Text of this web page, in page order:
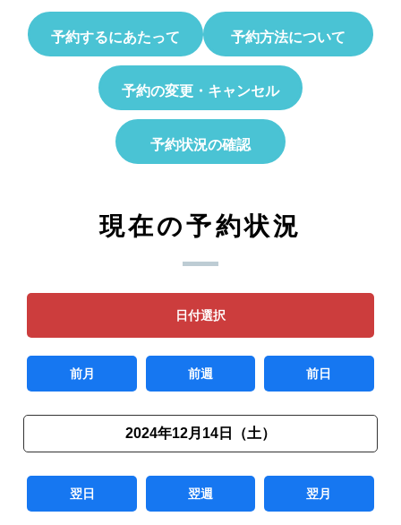
予約するにあたって 予約方法について
予約の変更・キャンセル
予約状況の確認
現在の予約状況
日付選択
前月 前週 前日
2024年12月14日（土）
翌日 翌週 翌月